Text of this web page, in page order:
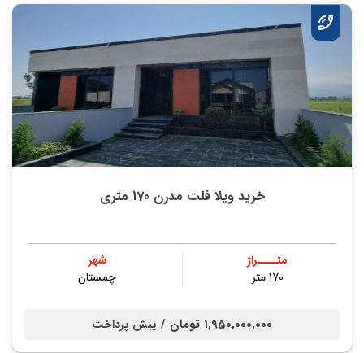
خرید ویلا فلت مدرن 170 متری
متــــراژ
170 متر
شهر
چمستان
1,950,000,000 تومان / پیش پرداخت